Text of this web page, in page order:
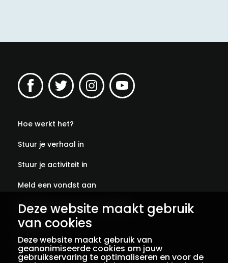
Deze website maakt gebruik
van cookies
Deze website maakt gebruik van
geanonimiseerde cookies om jouw
gebruikservaring te optimaliseren en voor de
Hoe werkt het?
Stuur je verhaal in
Stuur je activiteit in
Meld een vondst aan
Abonneer je op onze verhalen
Contact
Colofon